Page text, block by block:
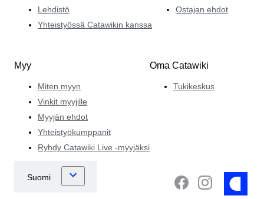
Lehdistö
Yhteistyössä Catawikin kanssa
Ostajan ehdot
Myy
Miten myyn
Vinkit myyjille
Myyjän ehdot
Yhteistyökumppanit
Ryhdy Catawiki Live -myyjäksi
Oma Catawiki
Tukikeskus